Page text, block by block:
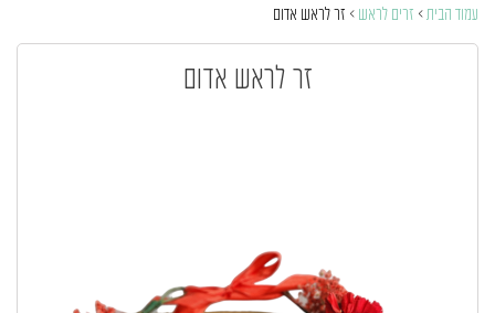
עמוד הבית > זרים לראש > זר לראש אדום
זר לראש אדום